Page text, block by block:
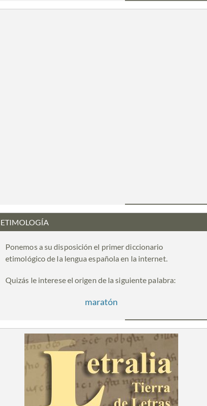
ETIMOLOGÍA
Ponemos a su disposición el primer diccionario
etimológico de la lengua española en la internet.
Quizás le interese el origen de la siguiente palabra:
maratón